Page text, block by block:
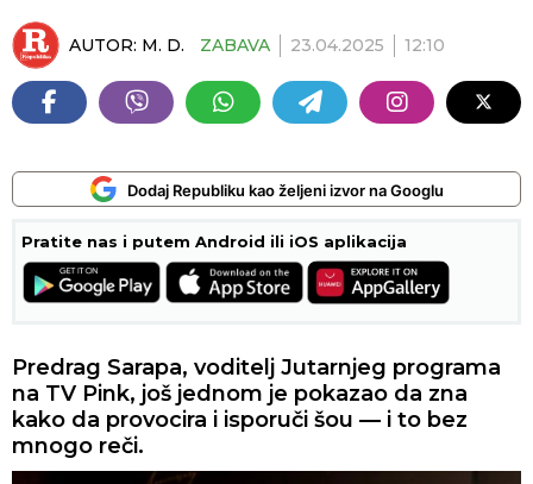
AUTOR: M. D. ZABAVA 23.04.2025 12:10
Dodaj Republiku kao željeni izvor na Googlu
Pratite nas i putem Android ili iOS aplikacija
Predrag Sarapa, voditelj Jutarnjeg programa
na TV Pink, još jednom je pokazao da zna
kako da provocira i isporuči šou — i to bez
mnogo reči.